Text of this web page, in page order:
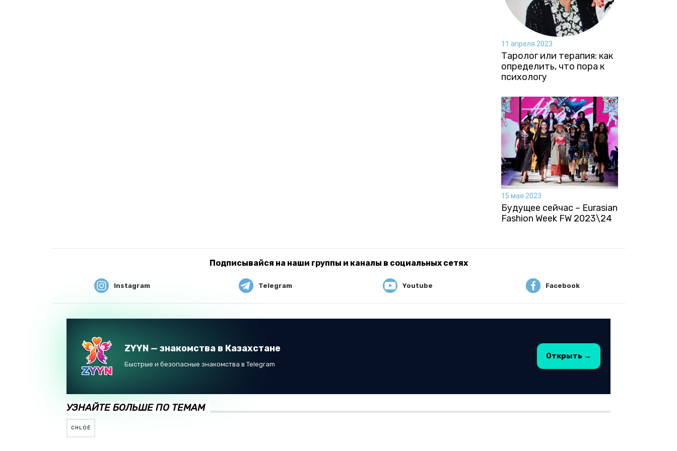
11 апреля 2023
Таролог или терапия: как
определить, что пора к
психологу
15 мая 2023
Будущее сейчас – Eurasian
Fashion Week FW 2023\24
Подписывайся на наши группы и каналы в социальных сетях
Instagram Telegram Youtube Facebook
ZYYN — знакомства в Казахстане
Быстрые и безопасные знакомства в Telegram
Открыть →
УЗНАЙТЕ БОЛЬШЕ ПО ТЕМАМ
CHLOÉ